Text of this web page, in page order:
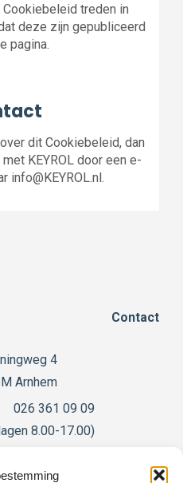
treden in
deze zijn gepubliceerd
pagina.
dit Cookiebeleid, dan
KEYROL door een e-
info@KEYROL.nl.
Contact
4
Arnhem
026 361 09 09
8.00-17.00)